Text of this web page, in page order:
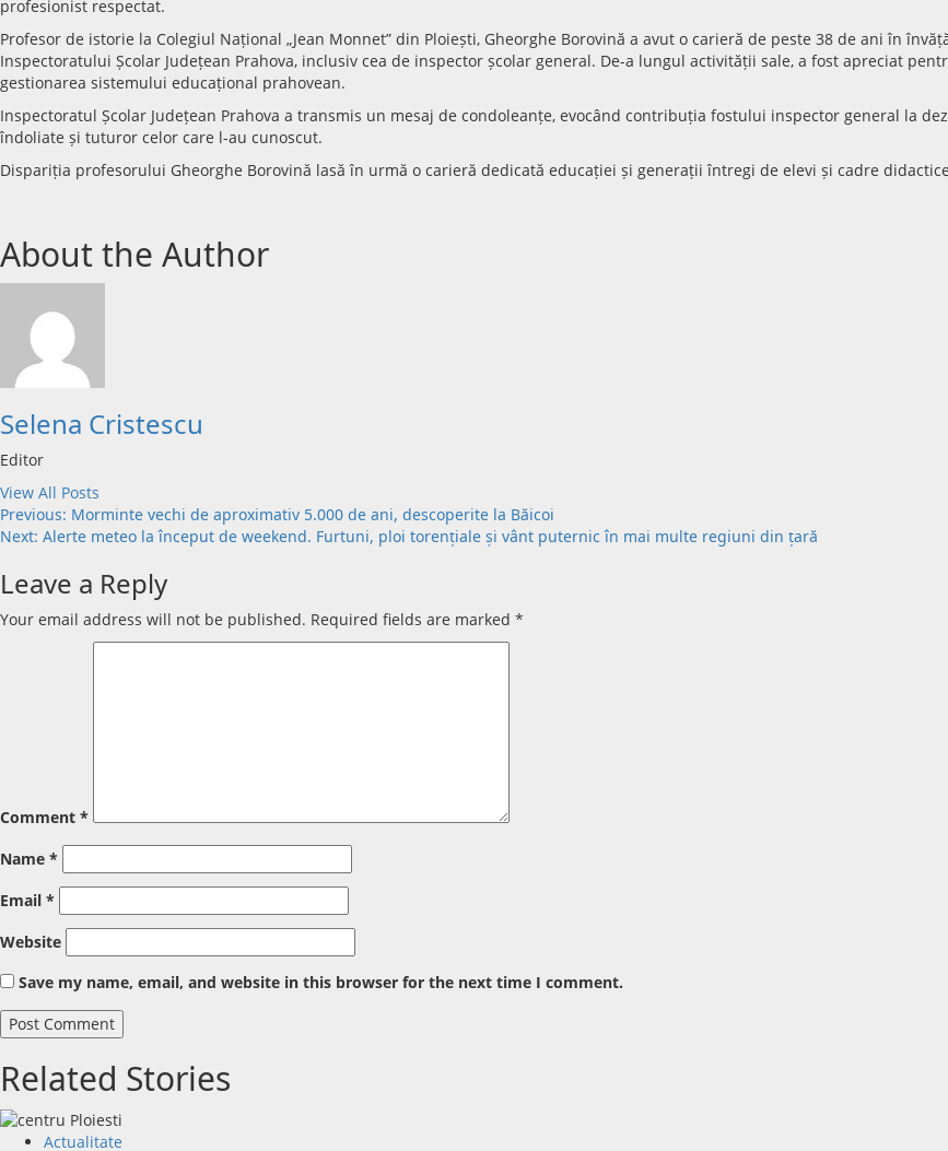
profesionist respectat.
Profesor de istorie la Colegiul Național „Jean Monnet” din Ploiești, Gheorghe Borovină a avut o carieră de peste 38 de ani în
Inspectoratului Școlar Județean Prahova, inclusiv cea de inspector școlar general. De-a lungul activității sale, a fost apreciat
gestionarea sistemului educațional prahovean.
Inspectoratul Școlar Județean Prahova a transmis un mesaj de condoleanțe, evocând contribuția fostului inspector general la
îndoliate și tuturor celor care l-au cunoscut.
Dispariția profesorului Gheorghe Borovină lasă în urmă o carieră dedicată educației și generații întregi de elevi și cadre
About the Author
Selena Cristescu
Editor
View All Posts
Previous: Morminte vechi de aproximativ 5.000 de ani, descoperite la Băicoi
Next: Alerte meteo la început de weekend. Furtuni, ploi torențiale și vânt puternic în mai multe regiuni din țară
Leave a Reply
Your email address will not be published. Required fields are marked *
Comment *
Name *
Email *
Website
Save my name, email, and website in this browser for the next time I comment.
Related Stories
Actualitate